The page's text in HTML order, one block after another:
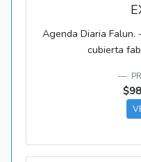
Agenda Diaria
cubierta